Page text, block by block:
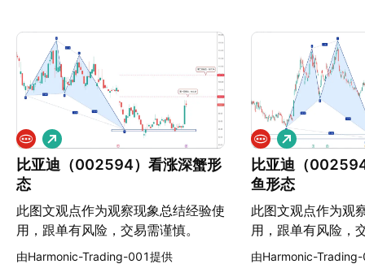
比亚迪（002594）看涨深蟹形
态
此图文观点作为观察现象总结经验使
用，跟单有风险，交易需谨慎。
做
多
由Harmonic-Trading-001提供
比亚迪（
鱼形态
此图文观点作为观
用，跟单有风险，
做
多
由Harmonic-